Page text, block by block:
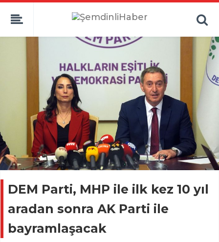
DEM Parti, MHP ile ilk kez 10 yıl
aradan sonra AK Parti ile
bayramlaşacak